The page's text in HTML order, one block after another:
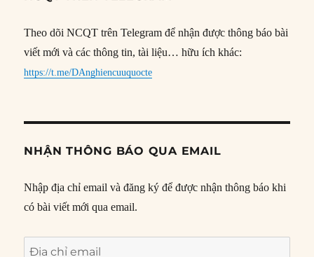
Theo dõi NCQT trên Telegram để nhận được thông báo bài
viết mới và các thông tin, tài liệu… hữu ích khác:
https://t.me/DAnghiencuuquocte
NHẬN THÔNG BÁO QUA EMAIL
Nhập địa chỉ email và đăng ký để được nhận thông báo khi
có bài viết mới qua email.
Địa